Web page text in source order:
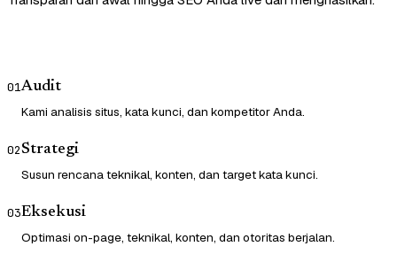
01Audit
Kami analisis situs, kata kunci, dan kompetitor Anda.
02Strategi
Susun rencana teknikal, konten, dan target kata kunci.
03Eksekusi
Optimasi on-page, teknikal, konten, dan otoritas berjalan.